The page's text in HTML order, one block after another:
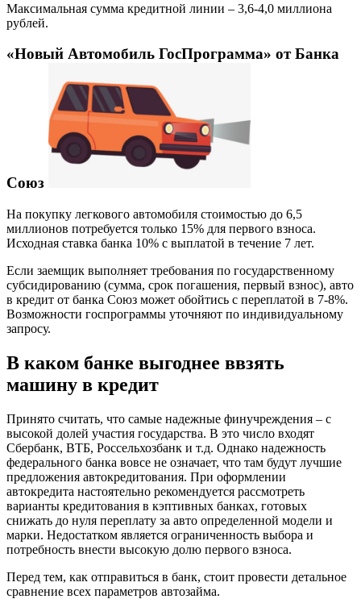
Максимальная сумма кредитной линии – 3,6-4,0 миллиона
рублей.
«Новый Автомобиль ГосПрограмма» от Банка
Союз
На покупку легкового автомобиля стоимостью до 6,5
миллионов потребуется только 15% для первого взноса.
Исходная ставка банка 10% с выплатой в течение 7 лет.
Если заемщик выполняет требования по государственному
субсидированию (сумма, срок погашения, первый взнос), авто
в кредит от банка Союз может обойтись с переплатой в 7-8%.
Возможности госпрограммы уточняют по индивидуальному
запросу.
В каком банке выгоднее ввзять
машину в кредит
Принято считать, что самые надежные финучреждения – с
высокой долей участия государства. В это число входят
Сбербанк, ВТБ, Россельхозбанк и т.д. Однако надежность
федерального банка вовсе не означает, что там будут лучшие
предложения автокредитования. При оформлении
автокредита настоятельно рекомендуется рассмотреть
варианты кредитования в кэптивных банках, готовых
снижать до нуля переплату за авто определенной модели и
марки. Недостатком является ограниченность выбора и
потребность внести высокую долю первого взноса.
Перед тем, как отправиться в банк, стоит провести детальное
сравнение всех параметров автозайма.